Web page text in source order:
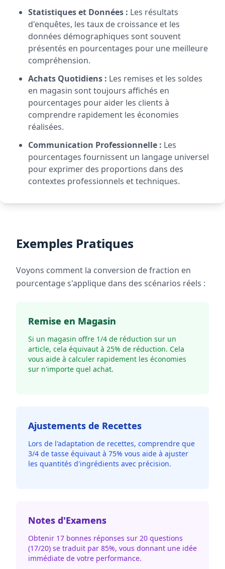
Statistiques et Données : Les résultats
d'enquêtes, les taux de croissance et les
données démographiques sont souvent
présentés en pourcentages pour une meilleure
compréhension.
Achats Quotidiens : Les remises et les soldes
en magasin sont toujours affichés en
pourcentages pour aider les clients à
comprendre rapidement les économies
réalisées.
Communication Professionnelle : Les
pourcentages fournissent un langage universel
pour exprimer des proportions dans des
contextes professionnels et techniques.
Exemples Pratiques
Voyons comment la conversion de fraction en
pourcentage s'applique dans des scénarios réels :
Remise en Magasin
Si un magasin offre 1/4 de réduction sur un
article, cela équivaut à 25% de réduction. Cela
vous aide à calculer rapidement les économies
sur n'importe quel achat.
Ajustements de Recettes
Lors de l'adaptation de recettes, comprendre que
3/4 de tasse équivaut à 75% vous aide à ajuster
les quantités d'ingrédients avec précision.
Notes d'Examens
Obtenir 17 bonnes réponses sur 20 questions
(17/20) se traduit par 85%, vous donnant une idée
immédiate de votre performance.